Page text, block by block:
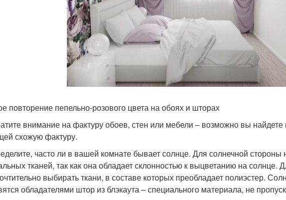
повторение пепельно-розового цвета на обоях и шторах
внимание на фактуру обоев, стен или мебели – возможно вы
схожую фактуру.
часто ли в вашей комнате бывает солнце. Для солнечной
тканей, так как она обладает склонностью к выцветанию на солнце.
выбирать ткани, в составе которых преобладает полиэстер.
обладателями штор из блэкаута – специального материала, не